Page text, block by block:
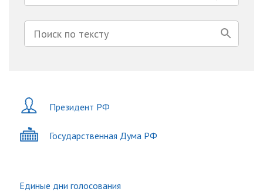
Президент РФ
Государственная Дума РФ
Единые дни голосования